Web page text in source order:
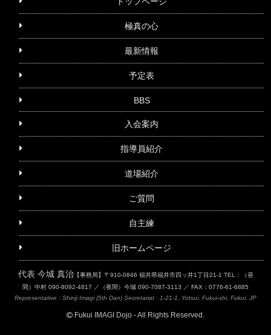
極真の心
最新情報
予定表
BBS
入会案内
指導員紹介
道場紹介
ご質問
自主練
旧ホームページ
代表 今城 真治【事務局】〒910-0846 福井県福井市四ッ井1丁目21-1 TEL：（昼
間）中村 090-8092-4817 ／（夜間）今城 090-7087-3113 ／ FAX：0776-61-6885
Representative : Shinji Imagi (5th Dan) Secretariat : 1-21-1, Yotsui, Fukui-shi, Fukui, JP
Fukui IMAGI Dojo - All Rights Reserved.